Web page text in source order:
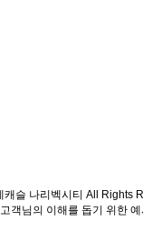
슬 나리벡시티 All Rights
객님의 이해를 돕기 위한